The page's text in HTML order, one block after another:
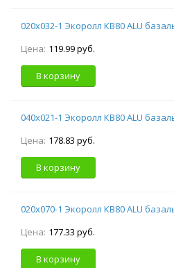
020х032-1 Экоролл КВ80 ALU
Цена: 119.99 руб.
В корзину
040х021-1 Экоролл КВ80 ALU
Цена: 178.83 руб.
В корзину
020х070-1 Экоролл КВ80 ALU
Цена: 177.33 руб.
В корзину